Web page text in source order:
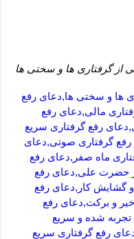
از گرفتاری ها و سختی ها
ها و سختی ها,دعای رفع
مالی,دعای رفع
رفع گرفتاری سریع
رفع گرفتاری صوتی,دعای
ماه صفر,دعای رفع
حضرت علی,دعای رفع
گشایش کار,دعای رفع
و برکت,دعای رفع
تجربه شده و سریع
رفع گرفتاری سریع